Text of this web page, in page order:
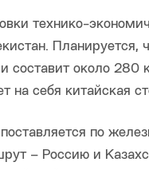
технико-
Планируется,
составит около
на себя китайская
по
– Россию и